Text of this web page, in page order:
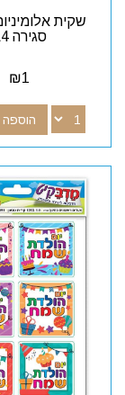
שקית
סגירה A4
₪1